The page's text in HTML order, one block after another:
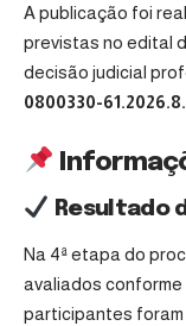
A publicação foi
previstas no edital
decisão judicial
0800330-
Resultado
Na 4ª etapa do
avaliados
participantes